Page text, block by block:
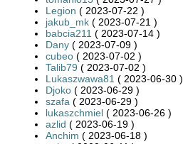
Legion ( 2023-07-22 )
jakub_mk ( 2023-07-21 )
babcia211 ( 2023-07-14 )
Dany ( 2023-07-09 )
cubeo ( 2023-07-02 )
Talib79 ( 2023-07-02 )
Lukaszwawa81 ( 2023-06-30 )
Djoko ( 2023-06-29 )
szafa ( 2023-06-29 )
lukaszchmiel ( 2023-06-26 )
azlid ( 2023-06-19 )
Anchim ( 2023-06-18 )